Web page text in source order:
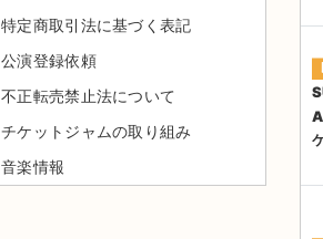
特定商取引法に基づく表記
公演登録依頼
不正転売禁止法について
チケットジャムの取り組み
音楽情報